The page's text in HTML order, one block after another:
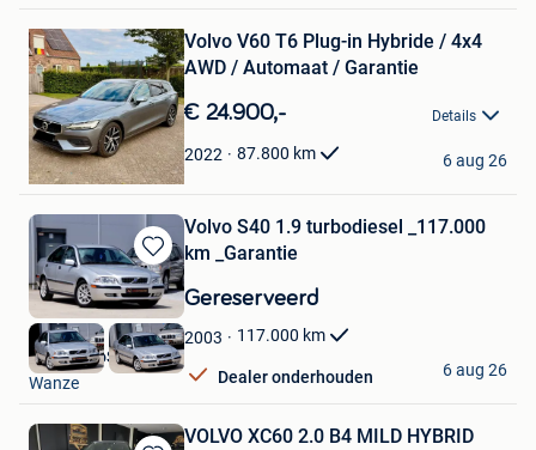
in
Mijn
Favorieten
Volvo V60 T6 Plug-in Hybride / 4x4
AWD / Automaat / Garantie
€ 24.900,- Details
2022 87.800 km
Twan
Beerse
6 aug 26
Bewaren
in
Mijn
Favorieten
Volvo S40 1.9 turbodiesel _117.000
km _Garantie
Gereserveerd
2003 117.000 km
Dealer onderhouden
AutoRetroSport
Wanze
6 aug 26
VOLVO XC60 2.0 B4 MILD HYBRID